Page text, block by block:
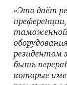
«Это даёт
таможенной
резидентом
быть
которые